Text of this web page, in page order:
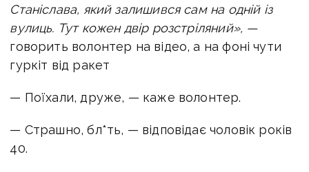
Станіслава, який залишився сам на одній із
вулиць. Тут кожен двір розстріляний», —
говорить волонтер на відео, а на фонічути
гуркіт від ракет
— Поїхали, друже, — каже волонтер.
— Страшно, бл*ть, — відповідає чоловік років
40.